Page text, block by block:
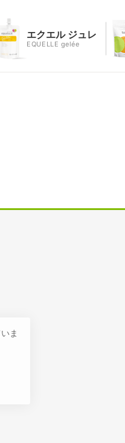
エクエル ジュレ
EQUELLE gelée
ま